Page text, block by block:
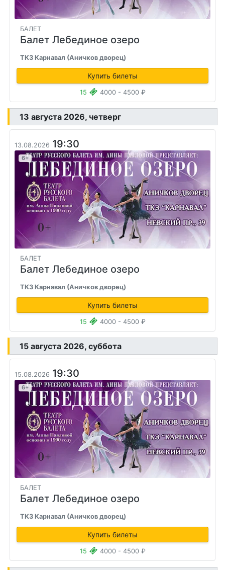
БАЛЕТ
Балет Лебединое озеро
ТКЗ Карнавал (Аничков дворец)
Купить билеты
15 4000 - 4500 ₽
13 августа 2026, четверг
13.08.2026 19:30
6+
БАЛЕТ
Балет Лебединое озеро
ТКЗ Карнавал (Аничков дворец)
Купить билеты
15 4000 - 4500 ₽
15 августа 2026, суббота
15.08.2026 19:30
6+
БАЛЕТ
Балет Лебединое озеро
ТКЗ Карнавал (Аничков дворец)
Купить билеты
15 4000 - 4500 ₽